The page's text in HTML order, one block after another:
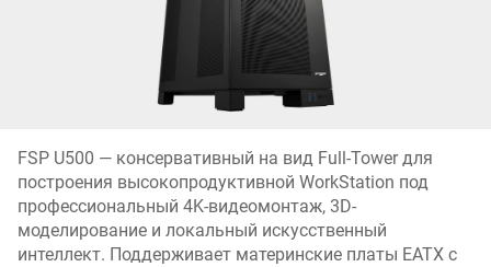
FSP U500 — консервативный на вид Full-Tower для
построения высокопродуктивной WorkStation под
профессиональный 4K-видеомонтаж, 3D-
моделирование и локальный искусственный
интеллект. Поддерживает материнские платы EATX с